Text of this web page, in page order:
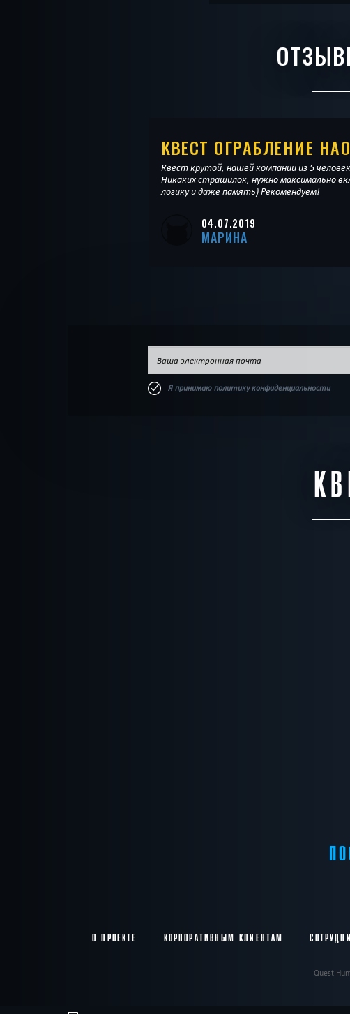
КВЕСТ ОГРАБЛЕНИЕ
Квест крутой, нашей компании из 5
Никаких страшилок, нужно максимально
логику и даже память) Рекомендуем!
04.07.2019
МАРИНА
Я принимаю политику конфиденциальности
О ПРОЕКТЕ КОРПОРАТИВНЫМ КЛИЕНТАМ
Quest